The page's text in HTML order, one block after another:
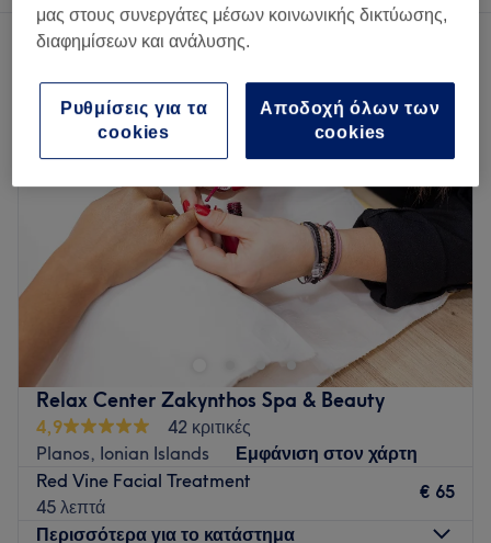
Ένα κατάστημα που προσφέρει:
Relax Center Zakynthos Spa & Beauty
4,9
42 κριτικές
Planos, Ionian Islands
Εμφάνιση στον χάρτη
Red Vine Facial Treatment
45 λεπτά
€ 65
Περισσότερα για το κατάστημα
μας στους συνεργάτες μέσων κοινωνικής δικτύωσης,
διαφημίσεων και ανάλυσης.
Αποδοχή όλων των
cookies
Ρυθμίσεις για τα
cookies